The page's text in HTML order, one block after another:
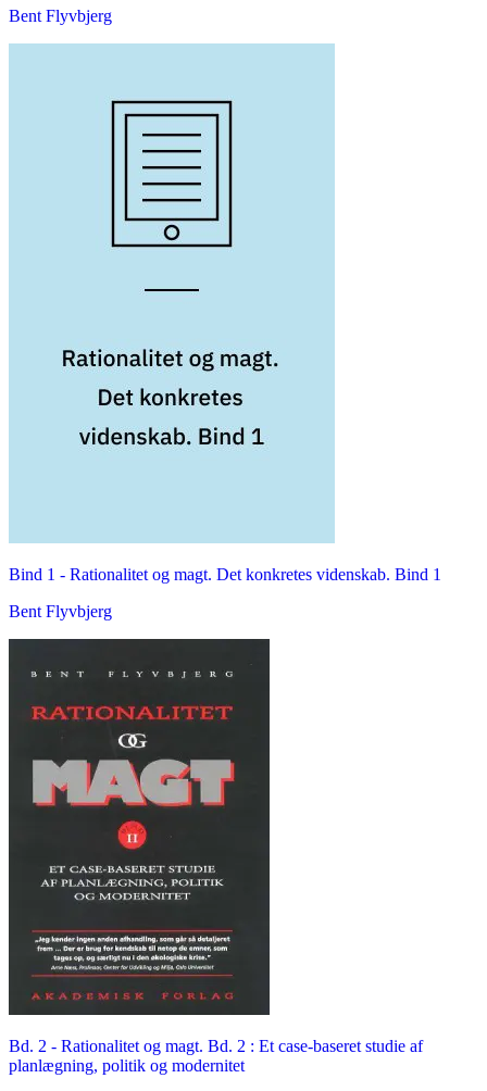
Bent Flyvbjerg
Bind 1 - Rationalitet og magt. Det konkretes videnskab. Bind 1
Bent Flyvbjerg
Bd. 2 - Rationalitet og magt. Bd. 2 : Et case-baseret studie af
planlægning, politik og modernitet